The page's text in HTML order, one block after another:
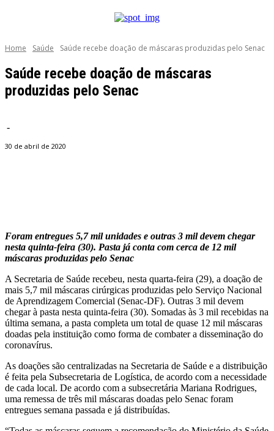
Home Saúde Saúde recebe doação de máscaras produzidas pelo Senac
Saúde recebe doação de máscaras
produzidas pelo Senac
-
30 de abril de 2020
Foram entregues 5,7 mil unidades e outras 3 mil devem chegar
nesta quinta-feira (30). Pasta já conta com cerca de 12 mil
máscaras produzidas pelo Senac
A Secretaria de Saúde recebeu, nesta quarta-feira (29), a doação de
mais 5,7 mil máscaras cirúrgicas produzidas pelo Serviço Nacional
de Aprendizagem Comercial (Senac-DF). Outras 3 mil devem
chegar à pasta nesta quinta-feira (30). Somadas às 3 mil recebidas na
última semana, a pasta completa um total de quase 12 mil máscaras
doadas pela instituição como forma de combater a disseminação do
coronavírus.
As doações são centralizadas na Secretaria de Saúde e a distribuição
é feita pela Subsecretaria de Logística, de acordo com a necessidade
de cada local. De acordo com a subsecretária Mariana Rodrigues,
uma remessa de três mil máscaras doadas pelo Senac foram
entregues semana passada e já distribuídas.